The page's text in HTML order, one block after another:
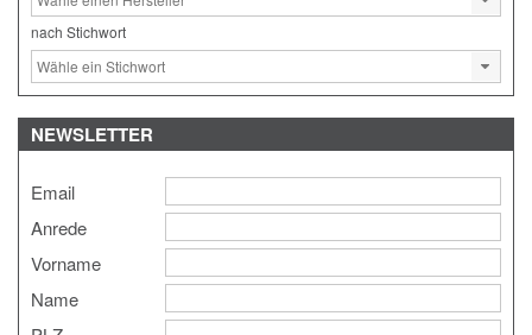
nach Stichwort
NEWSLETTER
Email
Anrede
Vorname
Name